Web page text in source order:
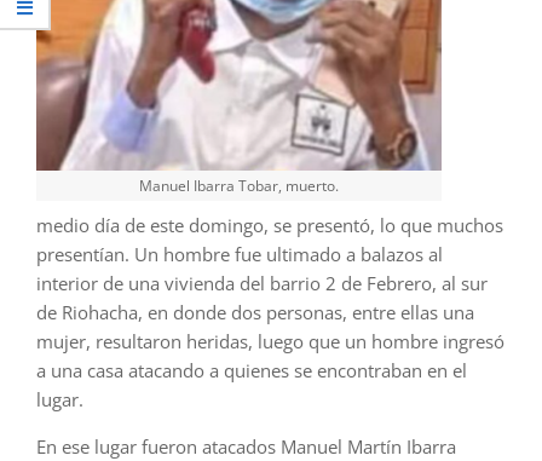
Manuel Ibarra Tobar, muerto.
medio día de este domingo, se presentó, lo que muchos
presentían. Un hombre fue ultimado a balazos al
interior de una vivienda del barrio 2 de Febrero, al sur
de Riohacha, en donde dos personas, entre ellas una
mujer, resultaron heridas, luego que un hombre ingresó
a una casa atacando a quienes se encontraban en el
lugar.
En ese lugar fueron atacados Manuel Martín Ibarra